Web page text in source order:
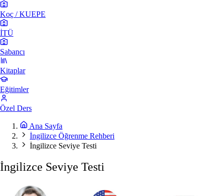
Koç / KUEPE
İTÜ
Sabancı
Kitaplar
Eğitimler
Özel Ders
Ana Sayfa
İngilizce Öğrenme Rehberi
İngilizce Seviye Testi
İngilizce Seviye Testi